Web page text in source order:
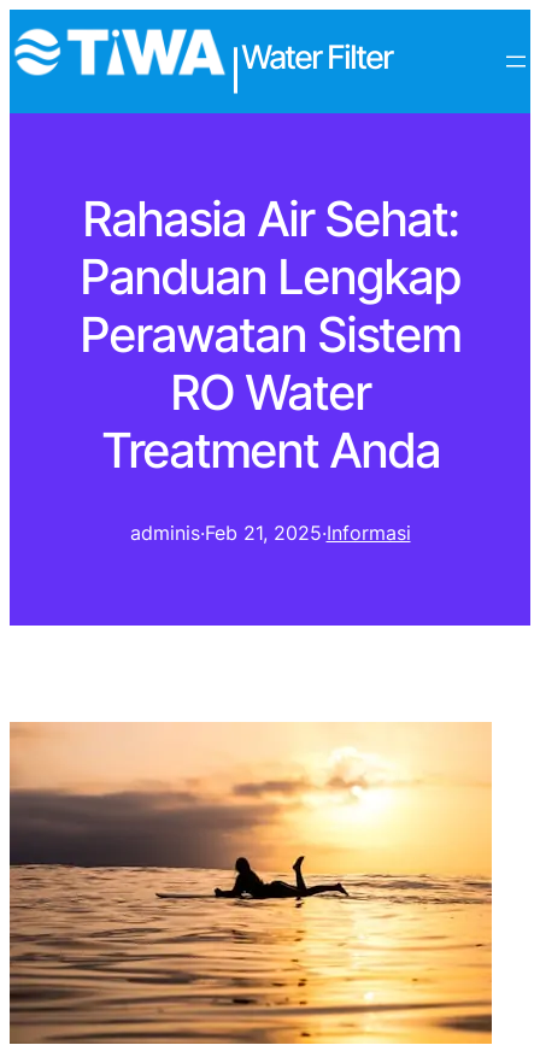
Water Filter
Rahasia Air Sehat:
Panduan Lengkap
Perawatan Sistem
RO Water
Treatment Anda
adminis·Feb 21, 2025·Informasi